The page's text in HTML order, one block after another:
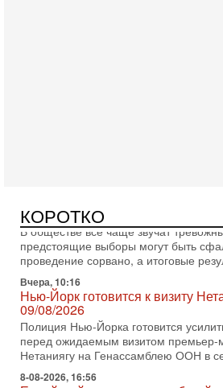
КОРОТКО
Кто и как может сорвать выборы
В обществе все чаще звучат
предстоящие выборы могут быть
проведение сорвано, а итоговые
Вчера, 10:16
Нью-Йорк готовится к визиту
09/08/2026
Полиция Нью-Йорка готовится
перед ожидаемым визитом премьер-
Нетаниягу на Генассамблею ООН в
8-08-2026, 16:56